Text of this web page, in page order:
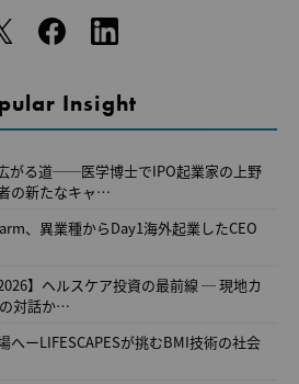
Insight
がる道──医学博士でIPO起業家の上野
の新たなキャ…
、異業種からDay1海外起業したCEO
】ヘルスケア投資の最前線 ─ 現地カ
対話か…
へーLIFESCAPESが挑むBMI技術の社会